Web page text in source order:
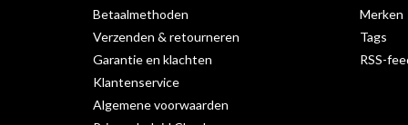
Betaalmethoden
Verzenden & retourneren
Garantie en klachten
Klantenservice
Algemene voorwaarden
Merken
Tags
RSS-